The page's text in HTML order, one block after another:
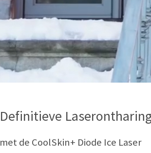
Definitieve
met de CoolSkin+ Diode Ice Laser